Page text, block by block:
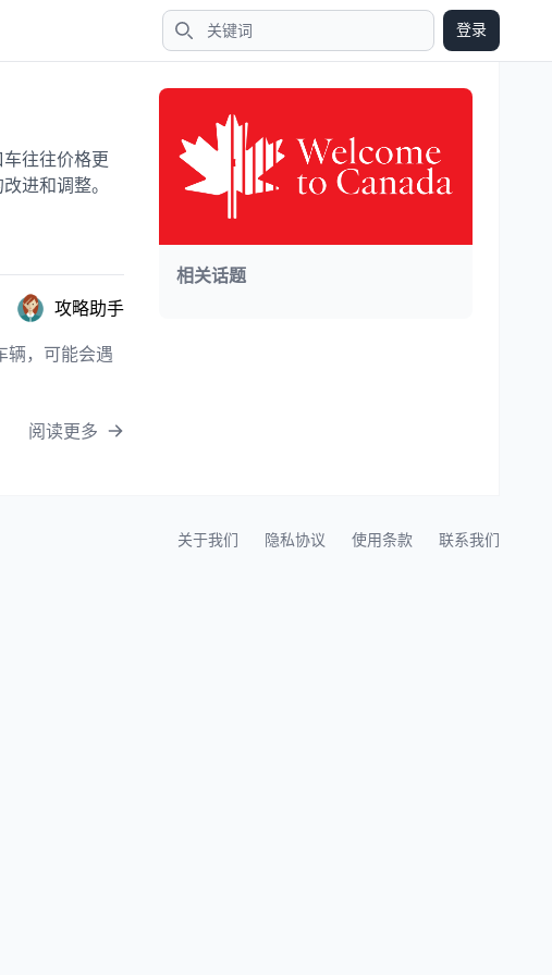
搜索
登录
往往价格更
进和调整。
攻略助手
辆，可能会遇
阅读更多
相关话题
关于我们 隐私协议 使用条款 联系我们